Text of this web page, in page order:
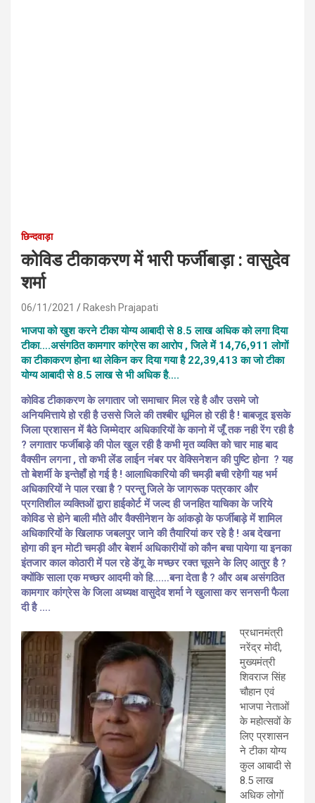
छिन्दवाड़ा
कोविड टीकाकरण में भारी फर्जीबाड़ा : वासुदेव
शर्मा
06/11/2021 Rakesh Prajapati
भाजपा को खुश करने टीका योग्य आबादी से 8.5 लाख अधिक को लगा दिया
टीका….असंगठित कामगार कांग्रेस का आरोप , जिले में 14,76,911 लोगों
का टीकाकरण होना था लेकिन कर दिया गया है 22,39,413 का जो टीका
योग्य आबादी से 8.5 लाख से भी अधिक है….
कोविड टीकाकरण के लगातार जो समाचार मिल रहे है और उसमे जो
अनियमित्ताये हो रही है उससे जिले की तश्बीर धूमिल हो रही है ! बाबजूद इसके
जिला प्रशासन में बैठे जिम्मेदार अधिकारियों के कानो में जूँ तक नही रेंग रही है
? लगातार फर्जीबाड़े की पोल खुल रही है कभी मृत व्यक्ति को चार माह बाद
वैक्सीन लगना , तो कभी लेंड लाईन नंबर पर वेक्सिनेशन की पुष्टि होना ? यह
तो बेशर्मी के इन्तेहाँ हो गई है ! आलाधिकारियो की चमड़ी बची रहेगी यह भर्म
अधिकारियों ने पाल रखा है ? परन्तु जिले के जागरूक पत्रकार और
प्रगतिशील व्यक्तिओं द्वारा हाईकोर्ट में जल्द ही जनहित याचिका के जरिये
कोविड से होने बाली मौते और वैक्सीनेशन के आंकड़ो के फर्जीबाड़े में शामिल
अधिकारियों के खिलाफ जबलपुर जाने की तैयारियां कर रहे है ! अब देखना
होगा की इन मोटी चमड़ी और बेशर्म अधिकारीयों को कौन बचा पायेगा या इनका
इंतजार काल कोठारी में पल रहे डेंगू के मच्छर रक्त चूसने के लिए आतुर है ?
क्योंकि साला एक मच्छर आदमी को हि……बना देता है ? और अब असंगठित
कामगार कांग्रेस के जिला अध्यक्ष वासुदेव शर्मा ने खुलासा कर सनसनी फैला
दी है ….
प्रधानमंत्री
नरेंद्र मोदी,
मुख्यमंत्री
शिवराज सिंह
चौहान एवं
भाजपा नेताओं
के महोत्सवों के
लिए प्रशासन
ने टीका योग्य
कुल आबादी से
8.5 लाख
अधिक लोगों